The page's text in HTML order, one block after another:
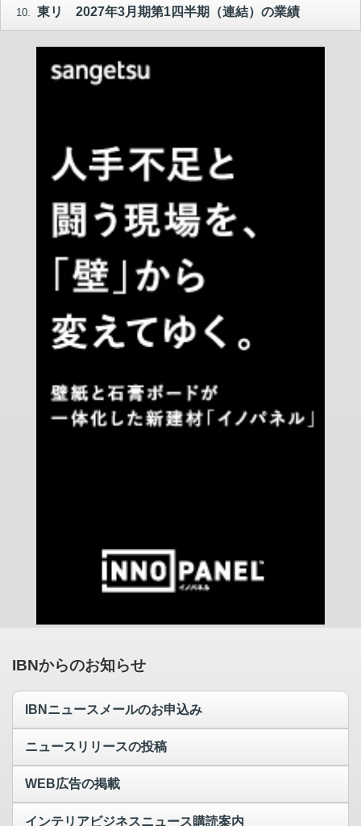
10. 東リ 2027年3月期第1四半期（連結）の業績
IBNからのお知らせ
IBNニュースメールのお申込み
ニュースリリースの投稿
WEB広告の掲載
インテリアビジネスニュース購読案内